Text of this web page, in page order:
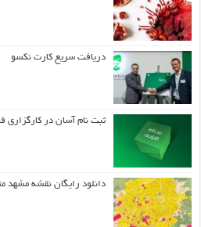
دریافت سریع کارت نکسو
ثبت نام آسان در کارگزاری
دانلود رایگان نقشه مشهد